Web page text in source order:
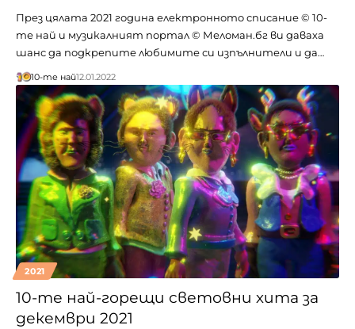
През цялата 2021 година електронното списание © 10-
те най и музикалният портал © Меломан.бг ви даваха
шанс да подкрепите любимите си изпълнители и да…
10-те най12.01.2022
2021
10-те най-горещи световни хита за
декември 2021